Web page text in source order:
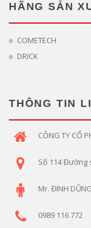
HÃNG SẢN
COMETECH
DRICK
THÔNG TIN
CÔNG TY CỔ
Số 114 Đường
Mr. ĐINH DŨNG
0989 116 772